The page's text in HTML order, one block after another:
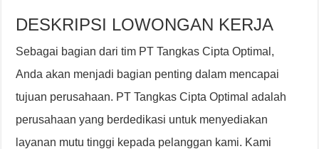
DESKRIPSI LOWONGAN KERJA
Sebagai bagian dari tim PT Tangkas Cipta Optimal,
Anda akan menjadi bagian penting dalam mencapai
tujuan perusahaan. PT Tangkas Cipta Optimal adalah
perusahaan yang berdedikasi untuk menyediakan
layanan mutu tinggi kepada pelanggan kami. Kami